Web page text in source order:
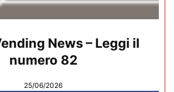
News – Leggi il
numero 82
25/06/2026